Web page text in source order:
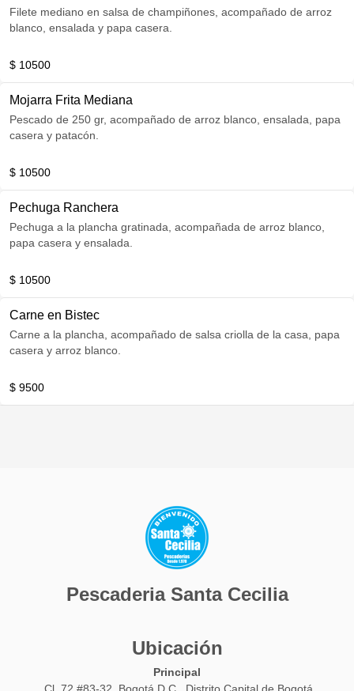
Filete mediano en salsa de champiñones, acompañado de arroz
blanco, ensalada y papa casera.
$ 10500
Mojarra Frita Mediana
Pescado de 250 gr, acompañado de arroz blanco, ensalada, papa
casera y patacón.
$ 10500
Pechuga Ranchera
Pechuga a la plancha gratinada, acompañada de arroz blanco,
papa casera y ensalada.
$ 10500
Carne en Bistec
Carne a la plancha, acompañado de salsa criolla de la casa, papa
casera y arroz blanco.
$ 9500
Pescaderia Santa Cecilia
Ubicación
Principal